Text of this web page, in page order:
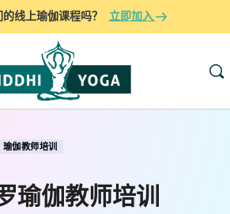
线上瑜伽课程吗？ 立即加入
瑜伽教师培训
瑜伽教师培训